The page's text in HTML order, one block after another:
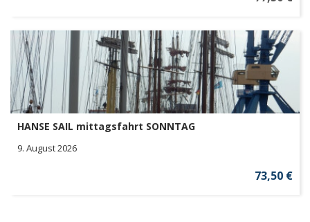
HANSE SAIL mittagsfahrt SONNTAG
9. August 2026
73,50 €